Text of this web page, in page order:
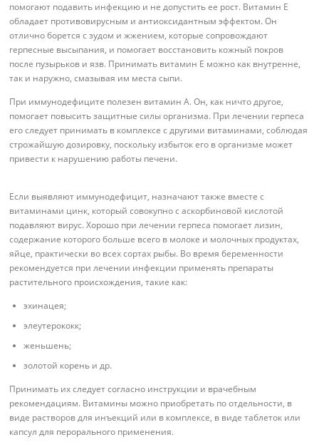
помогают подавить инфекцию и не допустить ее рост. Витамин Е
обладает противовирусным и антиоксидантным эффектом. Он
отлично борется с зудом и жжением, которые сопровождают
герпесные высыпания, и помогает восстановить кожный покров
после пузырьков и язв. Принимать витамин Е можно как внутренне,
так и наружно, смазывая им места сыпи.
При иммунодефиците полезен витамин А. Он, как ничто другое,
помогает повысить защитные силы организма. При лечении герпеса
его следует принимать в комплексе с другими витаминами, соблюдая
строжайшую дозировку, поскольку избыток его в организме может
привести к нарушению работы печени.
Если выявляют иммунодефицит, назначают также вместе с
витаминами цинк, который совокупно с аскорбиновой кислотой
подавляют вирус. Хорошо при лечении герпеса помогает лизин,
содержание которого больше всего в молоке и молочных продуктах,
яйце, практически во всех сортах рыбы. Во время беременности
рекомендуется при лечении инфекции применять препараты
растительного происхождения, такие как:
эхинацея;
элеутерококк;
женьшень;
золотой корень и др.
Принимать их следует согласно инструкции и врачебным
рекомендациям. Витамины можно приобретать по отдельности, в
виде растворов для инъекций или в комплексе, в виде таблеток или
капсул для перорального применения.